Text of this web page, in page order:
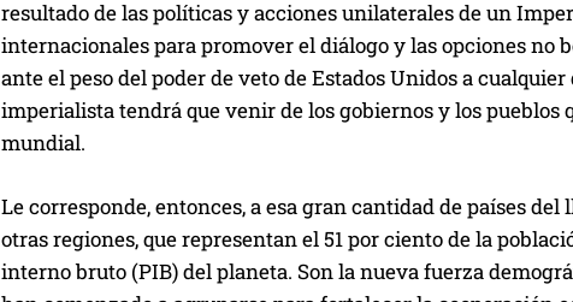
resultado de las políticas y acciones unilaterales de un
internacionales para promover el diálogo y las opciones no
ante el peso del poder de veto de Estados Unidos a
imperialista tendrá que venir de los gobiernos y los
mundial.
Le corresponde, entonces, a esa gran cantidad de países
otras regiones, que representan el 51 por ciento de la
interno bruto (PIB) del planeta. Son la nueva fuerza